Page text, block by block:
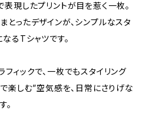
現したプリントが目を惹く一枚。
とったデザインが、シンプルなスタ
るTシャツです。
ィックで、一枚でもスタイリング
楽しむ”空気感を、日常にさりげな
。